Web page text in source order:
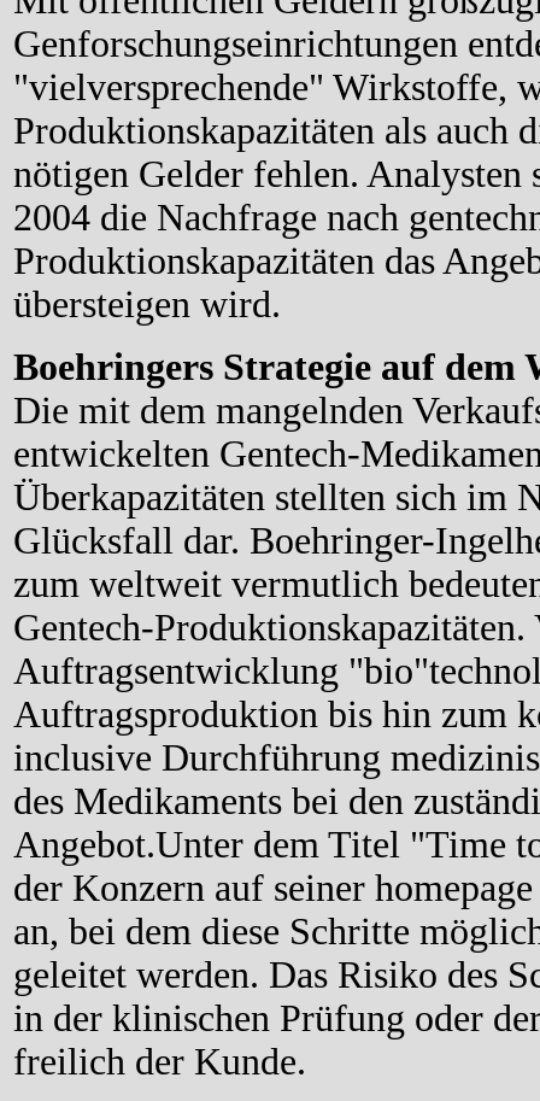
Genforschungseinrichtungen
"vielversprechende" Wirkstoffe,
Produktionskapazitäten als auch
nötigen Gelder fehlen. Analysten
2004 die Nachfrage nach
Produktionskapazitäten das
übersteigen wird.
Boehringers Strategie auf dem
Die mit dem mangelnden
entwickelten Gentech-
Überkapazitäten stellten sich im
Glücksfall dar. Boehringer-
zum weltweit vermutlich
Gentech-Produktionskapazitäten.
Auftragsentwicklung
Auftragsproduktion bis hin zum
inclusive Durchführung
des Medikaments bei den
Angebot.Unter dem Titel "Time
der Konzern auf seiner
an, bei dem diese Schritte
geleitet werden. Das Risiko des
in der klinischen Prüfung oder
freilich der Kunde.